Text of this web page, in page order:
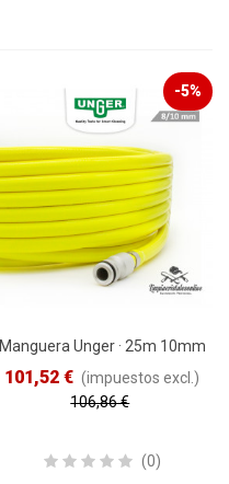
-5%
Manguera Unger · 25m 10mm
101,52 € (impuestos excl.)
106,86 €
(0)